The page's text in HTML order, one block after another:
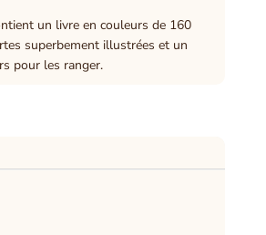
un livre en couleurs de 160
superbement illustrées et un
pour les ranger.